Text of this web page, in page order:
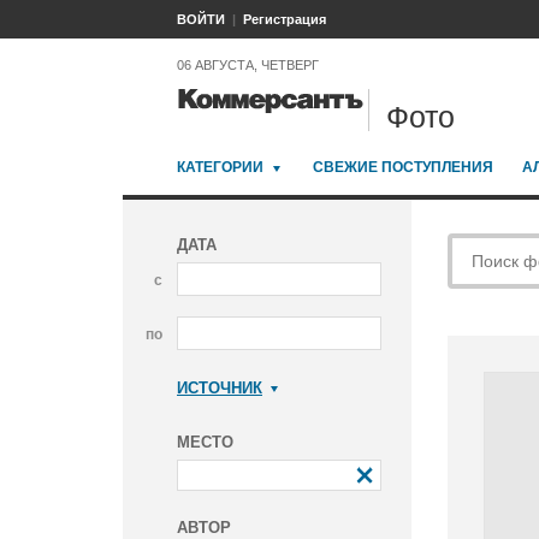
ВОЙТИ Регистрация
06 АВГУСТА, ЧЕТВЕРГ
Фото
КАТЕГОРИИ СВЕЖИЕ ПОСТУПЛЕНИЯ
ДАТА
с
по
ИСТОЧНИК
МЕСТО
АВТОР